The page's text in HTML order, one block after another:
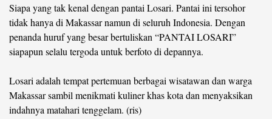
Siapa yang tak kenal dengan pantai Losari. Pantai ini tersohor
tidak hanya di Makassar namun di seluruh Indonesia. Dengan
penanda huruf yang besar bertuliskan “PANTAI LOSARI”
siapapun selalu tergoda untuk berfoto di depannya.
Losari adalah tempat pertemuan berbagai wisatawan dan warga
Makassar sambil menikmati kuliner khas kota dan menyaksikan
indahnya matahari tenggelam. (ris)